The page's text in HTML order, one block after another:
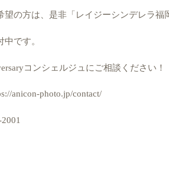
望の方は、是非「レイジーシンデレラ福
です。
コンシェルジュにご相談ください！
anicon-photo.jp/contact/